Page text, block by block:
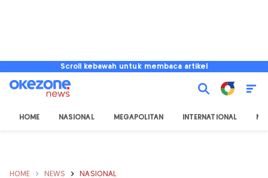
Scroll kebawah untuk membaca artikel
HOME NASIONAL MEGAPOLITAN INTERNATIONAL
HOME NEWS NASIONAL